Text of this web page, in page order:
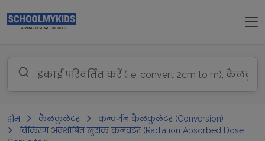
होम कैलकुलेटर
कन्वर्जन कैलकुलेटर (Conversion)
विकिरण अवशोषित खुराक कनवर्टर (Radiation Absorbed Dose